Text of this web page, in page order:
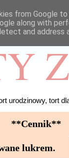
urodzinowy, tort
**Cennik**
lukrem.
from Google
along with
and address